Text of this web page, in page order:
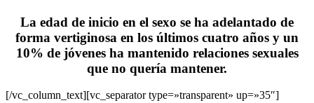
La edad de inicio en el sexo se ha adelantado de
forma vertiginosa en los últimos cuatro años y un
10% de jóvenes ha mantenido relaciones sexuales
que no quería mantener.
[/vc_column_text][vc_separator type=»transparent» up=»35″]